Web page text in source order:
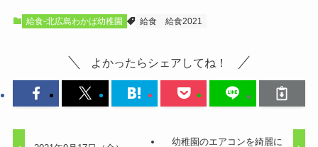
給食-北広島わかば幼稚園 給食 給食2021
よかったらシェアしてね！
幼稚園のエアコンを綺麗に